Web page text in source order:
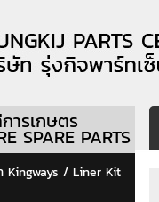
การเกษตร
SPARE PARTS
Kingways / Liner Kit